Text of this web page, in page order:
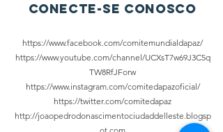
Conecte-se conosco
https://www.facebook.com/comitemundialdapaz/
https://www.youtube.com/channel/UCXsT7w69J3C5q
TW8RfJForw
https://www.instagram.com/comitedapazoficial/
https://twitter.com/comitedapaz
http://joaopedrodonascimentociudaddelleste.blogsp